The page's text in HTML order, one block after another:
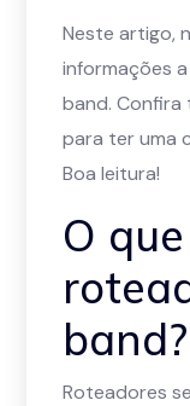
Neste artigo,
informações
band.
para ter uma
Boa leitura!
O
band?
Roteadores